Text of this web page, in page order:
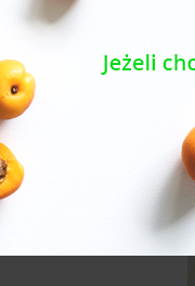
jest na
jajka,
być